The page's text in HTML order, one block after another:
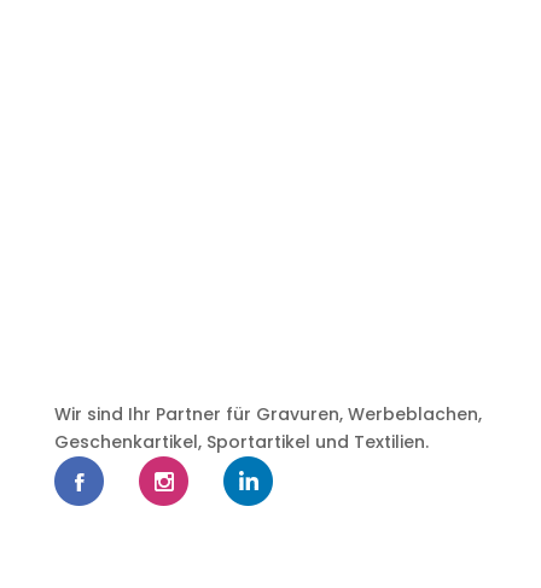
Wir sind Ihr Partner für Gravuren, Werbeblachen,
Geschenkartikel, Sportartikel und Textilien.